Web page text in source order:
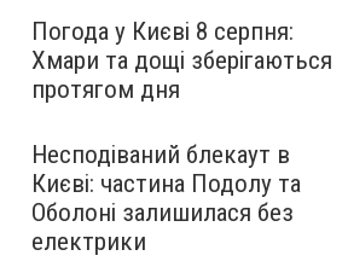
Погода у Києві 8 серпня:
Хмари та дощі зберігаються
протягом дня
Несподіваний блекаут в
Києві: частина Подолу та
Оболоні залишилася без
електрики